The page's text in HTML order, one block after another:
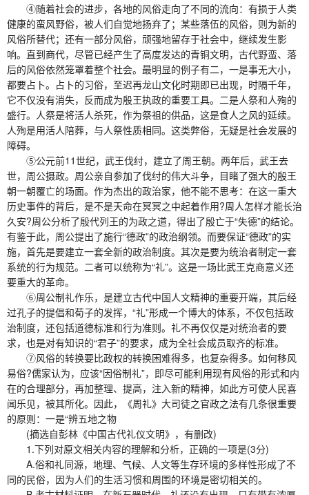
④随着社会的进步，各地的风俗走向了不同的流向：有损于人类
健康的蛮风野俗，被人们自觉地扬弃了；某些落伍的风俗，则为新的
风俗所替代；还有一部分风俗，顽强地留存于社会中，继续发生影
响。直到商代，尽管已经产生了高度发达的青铜文明，古代野蛮、落
后的风俗依然笼罩着整个社会。最明显的例子有二，一是事无大小，
都要占卜。占卜的习俗，至迟再龙山文化时期即已出现，时隔千年，
它不仅没有消失，反而成为殷王执政的重要工具。二是人祭和人殉的
盛行。人祭是将活人杀死，作为祭祖的供品，这是食人之风的延续。
人殉是用活人陪葬，与人祭性质相同。这类弊俗，无疑是社会发展的
障碍。
⑤公元前11世纪，武王伐纣，建立了周王朝。两年后，武王去
世，周公摄政。周公亲自参加了伐纣的伟大斗争，目睹了强大的殷王
朝一朝覆亡的场面。作为杰出的政治家，他不能不思考：在这一重大
历史事件的背后，是不是天命在冥冥之中起着作用?周人怎样才能长治
久安?周公分析了殷代列王的为政之道，得出了殷亡于“失德”的结论。
有鉴于此，周公提出了施行“德政”的政治纲领。而要保证“德政”的实
施，首先是要建立一套全新的政治制度。其次是要为统治者制定一套
系统的行为规范。二者可以统称为“礼”。这是一场比武王克商意义还
要重大的革命。
⑥周公制礼作乐，是建立古代中国人文精神的重要开端，其后经
过孔子的提倡和荀子的发挥，“礼”形成一个博大的体系，不仅包括政
治制度，还包括道德标准和行为准则。礼不再仅仅是对统治者的要
求，也是对有知识的“君子”的要求，成为全社会成员取齐的标准。
⑦风俗的转换要比政权的转换困难得多，也复杂得多。如何移风
易俗?儒家认为，应该“因俗制礼”，即尽可能利用现有风俗的形式和内
在的合理部分，再加整理、提高，注入新的精神，如此方可使人民喜
闻乐见，被其所化。因此，《周礼》大司徒之官政之法有几条很重要
的原则：一是“辨五地之物
(摘选自彭林《中国古代礼仪文明》，有删改)
1.下列对原文相关内容的理解和分析，正确的一项是(3分)
A.俗和礼同源，地理、气候、人文等生存环境的多样性形成了不
同的民俗，因为人们的生活习惯和周围的环境是密切相关的。